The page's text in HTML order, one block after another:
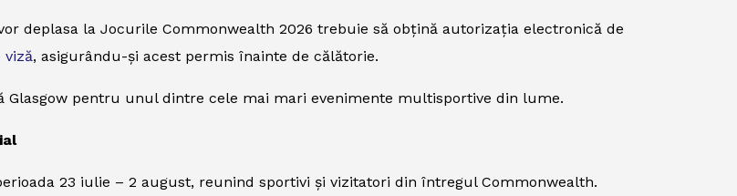
deplasa la Jocurile Commonwealth 2026 trebuie să obțină autorizația electronică de
viză, asigurându-și acest permis înainte de călătorie.
Glasgow pentru unul dintre cele mai mari evenimente multisportive din lume.
23 iulie – 2 august, reunind sportivi și vizitatori din întregul Commonwealth.